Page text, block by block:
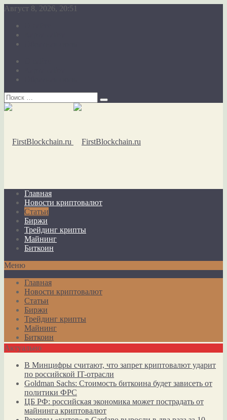
Август 8, 2026, 20:51
Главная
Новости криптовалют
Статьи
Биржи
Трейдинг крипты
Майнинг
Биткоин
Меню
Главная
Новости криптовалют
Статьи
Биржи
Трейдинг крипты
Майнинг
Биткоин
Актуально
В Минцифры считают, что запрет криптовалют ударит
по российской IT-отрасли
Goldman Sachs: Стоимость биткоина будет зависеть от
политики ФРС
ЦБ РФ: российская экономика может пострадать от
майнинга криптовалют